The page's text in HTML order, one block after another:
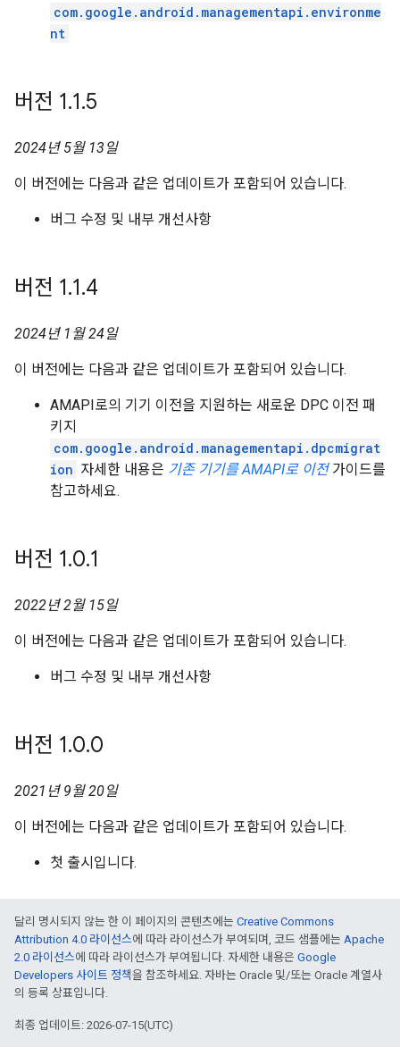
com.google.android.managementapi.environme
nt
버전 1.1.5
2024년 5월 13일
이 버전에는 다음과 같은 업데이트가 포함되어 있습니다.
버그 수정 및 내부 개선사항
버전 1.1.4
2024년 1월 24일
이 버전에는 다음과 같은 업데이트가 포함되어 있습니다.
AMAPI로의 기기 이전을 지원하는 새로운 DPC 이전 패
키지
com.google.android.managementapi.dpcmigrat
ion 자세한 내용은 기존 기기를 AMAPI로 이전가이드를
참고하세요.
버전 1.0.1
2022년 2월 15일
이 버전에는 다음과 같은 업데이트가 포함되어 있습니다.
버그 수정 및 내부 개선사항
버전 1.0.0
2021년 9월 20일
이 버전에는 다음과 같은 업데이트가 포함되어 있습니다.
첫 출시입니다.
달리 명시되지 않는 한 이 페이지의 콘텐츠에는 Creative Commons
Attribution 4.0 라이선스에 따라 라이선스가 부여되며, 코드 샘플에는 Apache
2.0 라이선스에 따라 라이선스가 부여됩니다. 자세한 내용은 Google
Developers 사이트 정책을 참조하세요. 자바는 Oracle 및/또는 Oracle 계열사
의 등록 상표입니다.
최종 업데이트: 2026-07-15(UTC)